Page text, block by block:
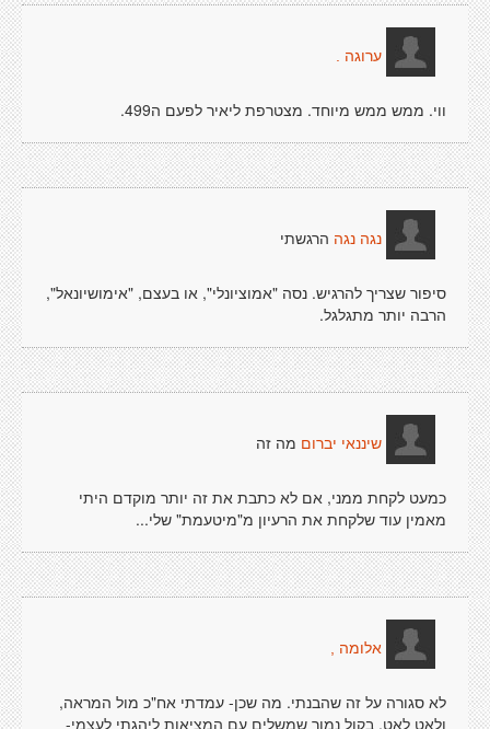
ערוגה .
ווי. ממש ממש מיוחד. מצטרפת ליאיר לפעם ה499.
נגה נגה הרגשתי
סיפור שצריך להרגיש. נסה "אמוציונלי", או בעצם, "אימושיונאל",
הרבה יותר מתגלגל.
שיננאי יברום מה זה
כמעט לקחת ממני, אם לא כתבת את זה יותר מוקדם היתי
מאמין עוד שלקחת את הרעיון מ"מיטעמת" שלי...
אלומה ,
לא סגורה על זה שהבנתי. מה שכן- עמדתי אח"כ מול המראה,
ולאט לאט, בקול נמוך שמשלים עם המציאות ליהגתי לעצמי-